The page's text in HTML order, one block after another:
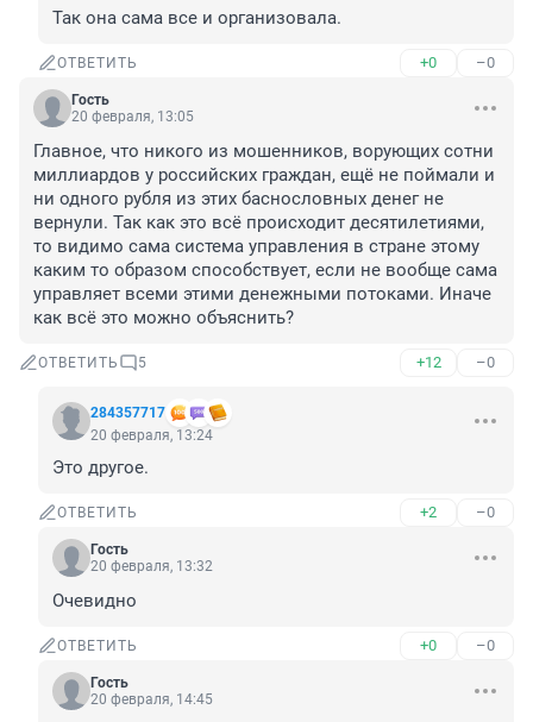
Так она сама все и организовала.
ОТВЕТИТЬ +0 –0
Гость
20 февраля, 13:05
Главное, что никого из мошенников, ворующих сотни
миллиардов у российских граждан, ещё не поймали и
ни одного рубля из этих баснословных денег не
вернули. Так как это всё происходит десятилетиями,
то видимо сама система управления в стране этому
каким то образом способствует, если не вообще сама
управляет всеми этими денежными потоками. Иначе
как всё это можно объяснить?
ОТВЕТИТЬ 5 +12 –0
284357717
20 февраля, 13:24
Это другое.
ОТВЕТИТЬ +2 –0
Гость
20 февраля, 13:32
Очевидно
ОТВЕТИТЬ +0 –0
Гость
20 февраля, 14:45